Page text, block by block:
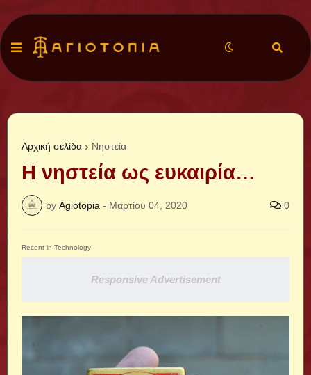
Αρχική σελίδα Νηστεία
Η νηστεία ως ευκαιρία…
by Agiotopia - Μαρτίου 04, 2020 0
Recent in Technology
Responsive Advertisement